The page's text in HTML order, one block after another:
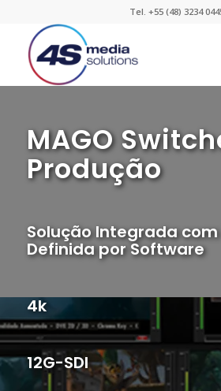
Tel. +55 (48) 3234
MAGO
Produção
Solução Integrada
Definida por Software
4k
12G-SDI